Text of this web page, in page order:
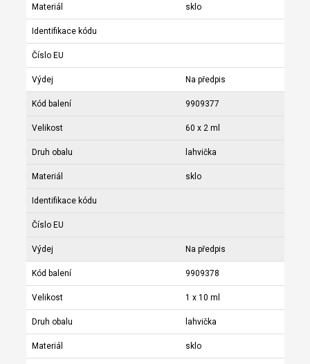
Materiál sklo
Identifikace kódu
Číslo EU
Výdej Na předpis
Kód balení 9909377
Velikost 60 x 2 ml
Druh obalu lahvička
Materiál sklo
Identifikace kódu
Číslo EU
Výdej Na předpis
Kód balení 9909378
Velikost 1 x 10 ml
Druh obalu lahvička
Materiál sklo